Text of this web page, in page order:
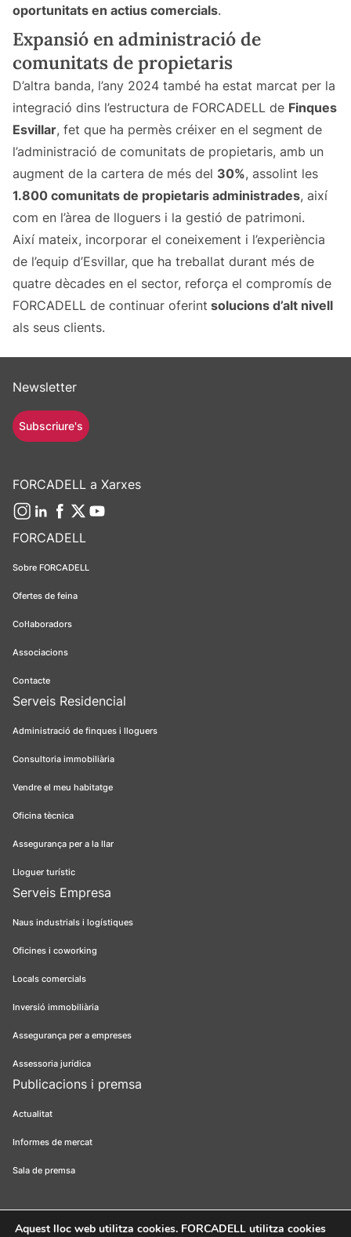
oportunitats en actius comercials.
Expansió en administració de
comunitats de propietaris
D’altra banda, l’any 2024 també ha estat marcat per la
integració dins l’estructura de FORCADELL de Finques
Esvillar, fet que ha permès créixer en el segment de
l’administració de comunitats de propietaris, amb un
augment de la cartera de més del 30%, assolint les
1.800 comunitats de propietaris administrades, així
com en l’àrea de lloguers i la gestió de patrimoni.
Així mateix, incorporar el coneixement i l’experiència
de l’equip d’Esvillar, que ha treballat durant més de
quatre dècades en el sector, reforça el compromís de
FORCADELL de continuar oferint solucions d’alt nivell
als seus clients.
FORCADELL
Sobre FORCADELL
Ofertes de feina
Col·laboradors
Associacions
Contacte
Serveis Residencial
Administració de finques i lloguers
Consultoria immobiliària
Vendre el meu habitatge
Oficina tècnica
Assegurança per a la llar
Lloguer turístic
Serveis Empresa
Naus industrials i logístiques
Oficines i coworking
Locals comercials
Inversió immobiliària
Assegurança per a empreses
Assessoria jurídica
Publicacions i premsa
Actualitat
Informes de mercat
Sala de premsa
Newsletter
Subscriure's
FORCADELL a Xarxes
Aquest lloc web utilitza cookies. FORCADELL utilitza cookies